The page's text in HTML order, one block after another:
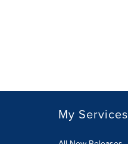
My Services